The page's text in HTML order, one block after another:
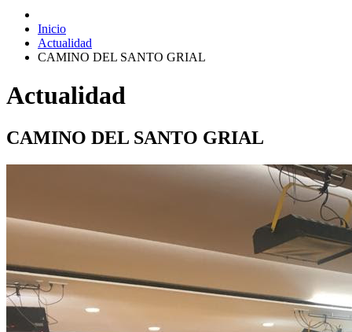
Inicio
Actualidad
CAMINO DEL SANTO GRIAL
Actualidad
CAMINO DEL SANTO GRIAL